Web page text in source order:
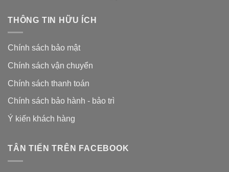
THÔNG TIN HỮU ÍCH
Chính sách bảo mật
Chính sách vận chuyển
Chính sách thanh toán
Chính sách bảo hành - bảo trì
Ý kiến khách hàng
TÂN TIẾN TRÊN FACEBOOK